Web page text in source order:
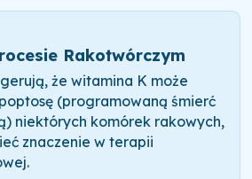
Rakotwórczym
że witamina K może
(programowaną śmierć
niektórych komórek rakowych,
znaczenie w terapii